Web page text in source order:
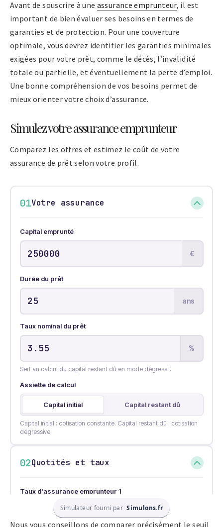
Avant de souscrire à une assurance emprunteur, il est
important de bien évaluer ses besoins en termes de
garanties et de protection. Pour une couverture
optimale, vous devrez identifier les garanties minimales
exigées pour votre prêt, comme le décès, l’invalidité
totale ou partielle, et éventuellement la perte d’emploi.
Une bonne compréhension de vos besoins permet de
mieux orienter votre choix d’assurance.
Simulez votre assurance emprunteur
Comparez les offres et estimez le coût de votre
assurance de prêt selon votre profil.
Simulateur fourni par Simulons.fr
Nous vous conseillons de comparer précisément le seuil